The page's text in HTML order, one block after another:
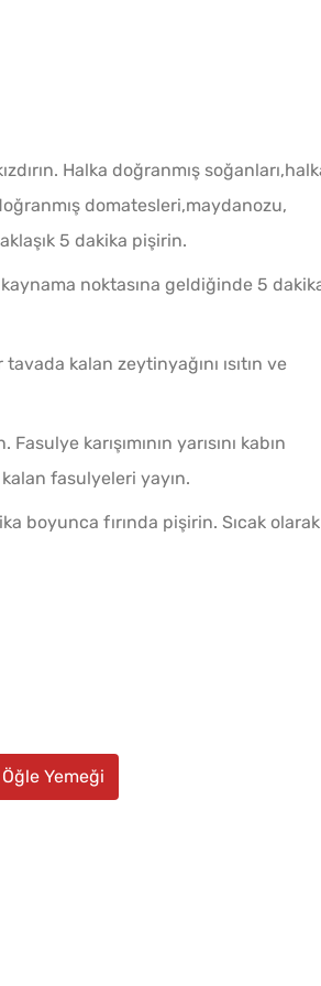
Halka doğranmış
domatesleri,maydanozu,
5 dakika pişirin.
noktasına geldiğinde 5
tavada kalan zeytinyağını ısıtın ve
karışımının yarısını kabın
fasulyeleri yayın.
boyunca fırında pişirin. Sıcak olarak
Öğle Yemeği